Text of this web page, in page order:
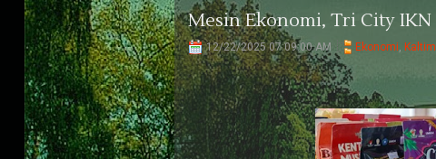
Mesin Ekonomi, Tri City IKN
12/22/2025 07:09:00 AM Ekonomi, Kaltim